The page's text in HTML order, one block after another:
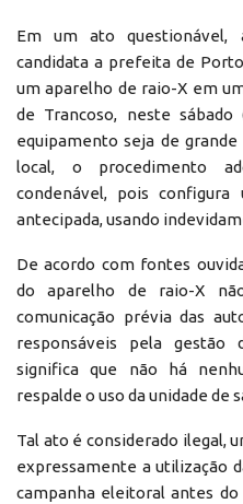
Em um ato questionável,
candidata a prefeita de
um aparelho de raio-X em
de Trancoso, neste sábado
equipamento seja de
local, o procedimento
condenável, pois
antecipada, usando
De acordo com fontes
do aparelho de raio-X
comunicação prévia das
responsáveis pela gestão
significa que não há
respalde o uso da unidade de
Tal ato é considerado ilegal,
expressamente a utilização
campanha eleitoral antes